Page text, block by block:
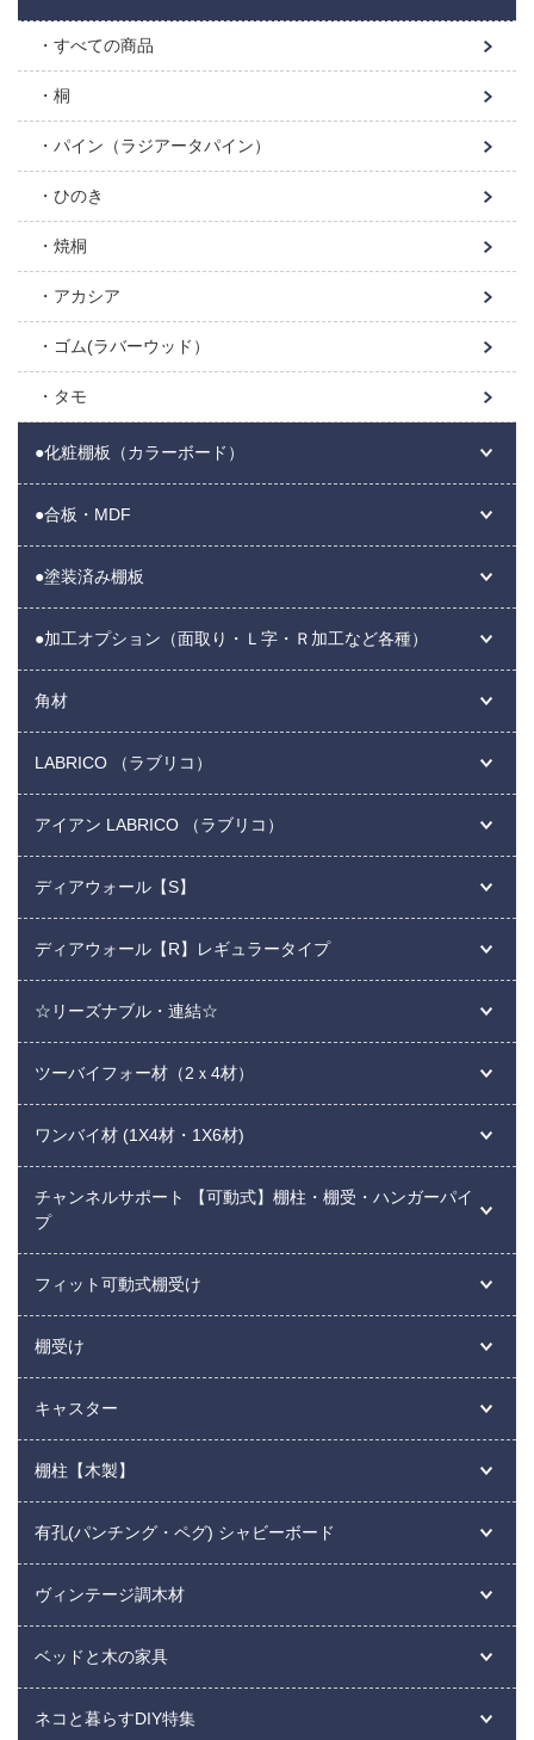
すべての商品
桐
パイン（ラジアータパイン）
ひのき
焼桐
アカシア
ゴム(ラバーウッド）
タモ
●化粧棚板（カラーボード）
●合板・MDF
●塗装済み棚板
●加工オプション（面取り・Ｌ字・Ｒ加工など各種）
角材
LABRICO （ラブリコ）
アイアン LABRICO （ラブリコ）
ディアウォール【S】
ディアウォール【R】レギュラータイプ
☆リーズナブル・連結☆
ツーバイフォー材（2ｘ4材）
ワンバイ材 (1X4材・1X6材)
チャンネルサポート 【可動式】棚柱・棚受・ハンガーパイ
プ
フィット可動式棚受け
棚受け
キャスター
棚柱【木製】
有孔(パンチング・ペグ) シャビーボード
ヴィンテージ調木材
ベッドと木の家具
ネコと暮らすDIY特集